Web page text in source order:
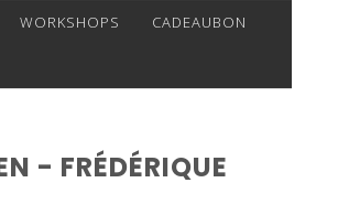
WORKSHOPS CADEAUBON
- FRÉDÉRIQUE